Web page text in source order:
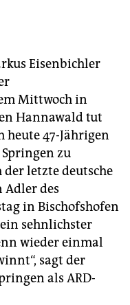
Eisenbichler
Mittwoch in
Hannawald tut
heute 47-Jährigen
zu
der letzte deutsche
Adler des
in Bischofshofen
sehnlichster
wieder einmal
sagt der
als ARD-